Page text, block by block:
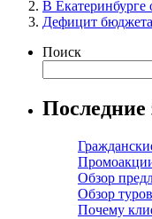
В
Дефицит
Поиск
Последние
Обзор
Обзор
Почему